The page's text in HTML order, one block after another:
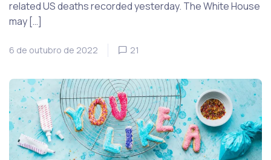
related US deaths recorded yesterday. The White House
may […]
6 de outubro de 2022 21